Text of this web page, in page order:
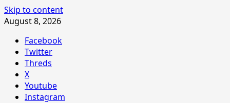
Skip to content
August 8, 2026
Facebook
Twitter
Threds
X
Youtube
Instagram